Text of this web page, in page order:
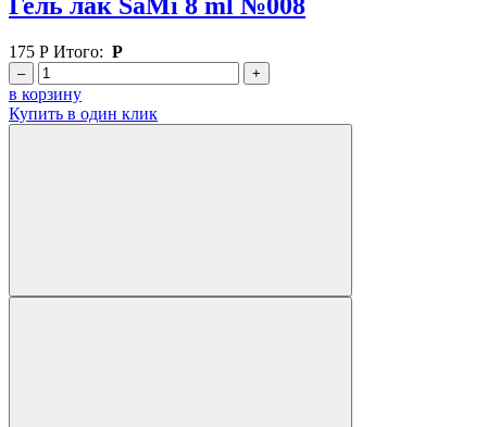
175 Р Итого: Р
– +
в корзину
Купить в один клик